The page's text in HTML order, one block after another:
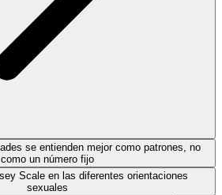
se entienden mejor como patrones, no
como un número fijo
Scale en las diferentes orientaciones
sexuales